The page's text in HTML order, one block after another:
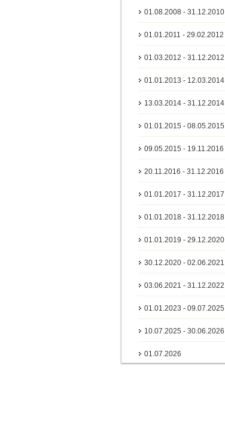
01.08.2008 - 31.12.2010
01.01.2011 - 29.02.2012
01.03.2012 - 31.12.2012
01.01.2013 - 12.03.2014
13.03.2014 - 31.12.2014
01.01.2015 - 08.05.2015
09.05.2015 - 19.11.2016
20.11.2016 - 31.12.2016
01.01.2017 - 31.12.2017
01.01.2018 - 31.12.2018
01.01.2019 - 29.12.2020
30.12.2020 - 02.06.2021
03.06.2021 - 31.12.2022
01.01.2023 - 09.07.2025
10.07.2025 - 30.06.2026
01.07.2026